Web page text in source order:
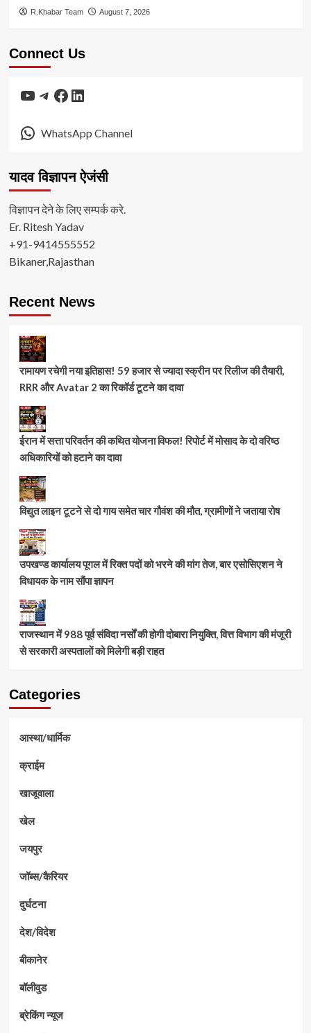
R.Khabar Team August 7, 2026
Connect Us
YouTube
Telegram
Facebook
LinkedIn
WhatsApp Channel
यादव विज्ञापन ऐजंसी
विज्ञापन देने के लिए सम्पर्क करे.
Er. Ritesh Yadav
+91-9414555552
Bikaner,Rajasthan
Recent News
रामायण रचेगी नया इतिहास! 59 हजार से ज्यादा स्क्रीन पर रिलीज की तैयारी,
RRR और Avatar 2 का रिकॉर्ड टूटने का दावा
ईरान में सत्ता परिवर्तन की कथित योजना विफल! रिपोर्ट में मोसाद के दो वरिष्ठ
अधिकारियों को हटाने का दावा
विद्युत लाइन टूटने से दो गाय समेत चार गौवंश की मौत, ग्रामीणों ने जताया रोष
उपखण्ड कार्यालय पूगल में रिक्त पदों को भरने की मांग तेज, बार एसोसिएशन ने
विधायक के नाम सौंपा ज्ञापन
राजस्थान में 988 पूर्व संविदा नर्सों की होगी दोबारा नियुक्ति, वित्त विभाग की मंजूरी
से सरकारी अस्पतालों को मिलेगी बड़ी राहत
Categories
आस्था/धार्मिक
क्राईम
खाजूवाला
खेल
जयपुर
जॉब्स/कैरियर
दुर्घटना
देश/विदेश
बीकानेर
बॉलीवुड
ब्रेकिंग न्यूज